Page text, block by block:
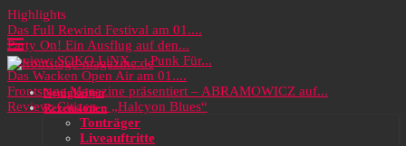
Highlights
Das Full Rewind Festival am 01....
Party On! Ein Ausflug auf den...
Review: SOKO LiNX – „Punk Für...
Das Wacken Open Air am 01....
Frontstage Magazine präsentiert – ABRAMOWICZ auf...
Review: Citizen – „Halcyon Blues“
Neuigkeiten
Rezensionen
Tonträger
Liveauftritte